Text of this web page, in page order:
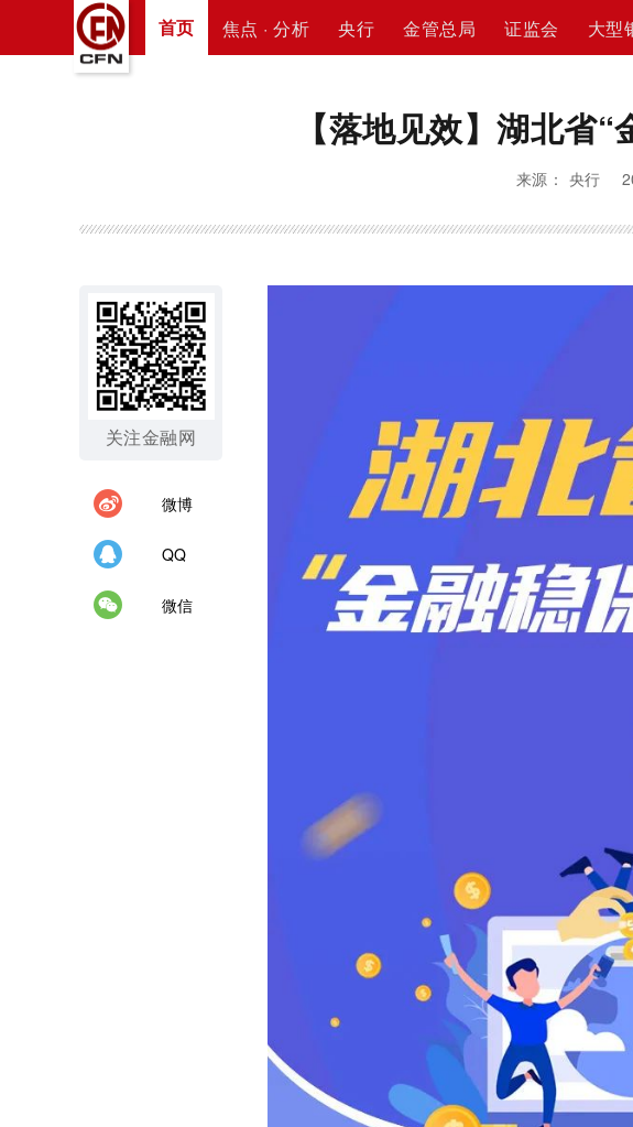
首页 焦点 · 分析 央行 金管总局 证监会 大型
【落地见效】湖北省
来源： 央行
关注金融网
微博
QQ
微信